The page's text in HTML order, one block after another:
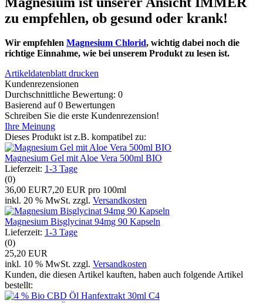
zu empfehlen, ob gesund oder krank!
Wir empfehlen Magnesium Chlorid, wichtig dabei noch die
richtige Einnahme, wie bei unserem Produkt zu lesen ist.
Artikeldatenblatt drucken
Kundenrezensionen
Durchschnittliche Bewertung: 0
Basierend auf 0 Bewertungen
Schreiben Sie die erste Kundenrezension!
Ihre Meinung
Dieses Produkt ist z.B. kompatibel zu:
Magnesium Gel mit Aloe Vera 500ml BIO
Lieferzeit: 1-3 Tage
(0)
36,00 EUR7,20 EUR pro 100ml
inkl. 20 % MwSt. zzgl. Versandkosten
Magnesium Bisglycinat 94mg 90 Kapseln
Lieferzeit: 1-3 Tage
(0)
25,20 EUR
inkl. 10 % MwSt. zzgl. Versandkosten
Kunden, die diesen Artikel kauften, haben auch folgende Artikel
bestellt: